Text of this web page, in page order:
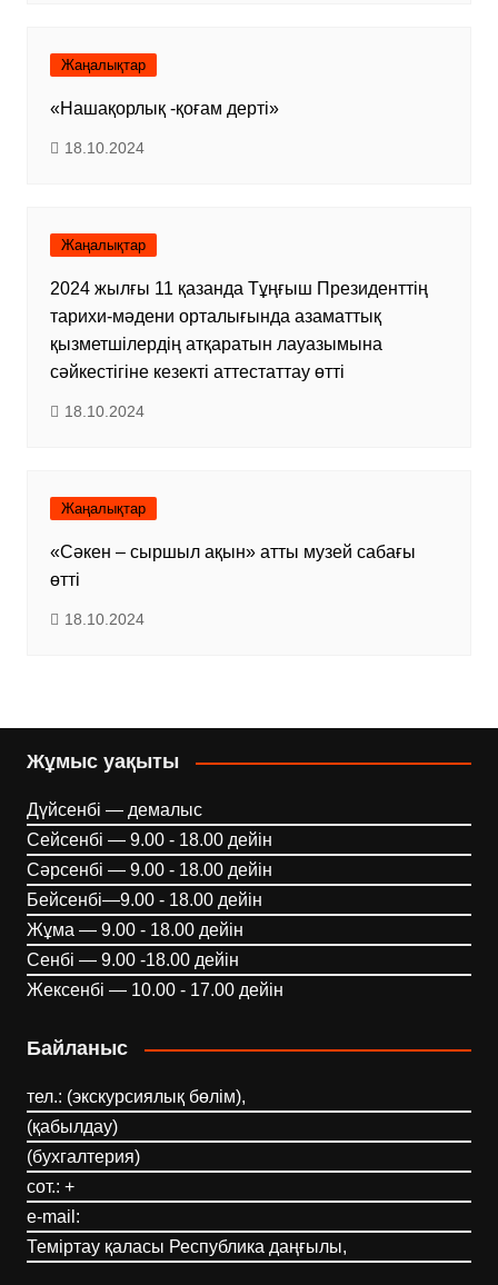
Жаңалықтар
«Нашақорлық -қоғам дерті»
18.10.2024
Жаңалықтар
2024 жылғы 11 қазанда Тұңғыш Президенттің
тарихи-мәдени орталығында азаматтық
қызметшілердің атқаратын лауазымына
сәйкестігіне кезекті аттестаттау өтті
18.10.2024
Жаңалықтар
«Сәкен – сыршыл ақын» атты музей сабағы
өтті
18.10.2024
Жұмыс уақыты
Дүйсенбі — демалыс
Сейсенбі — 9.00 - 18.00 дейін
Сәрсенбі — 9.00 - 18.00 дейін
Бейсенбі—9.00 - 18.00 дейін
Жұма — 9.00 - 18.00 дейін
Сенбі — 9.00 -18.00 дейін
Жексенбі — 10.00 - 17.00 дейін
Байланыс
тел.: (экскурсиялық бөлім),
(қабылдау)
(бухгалтерия)
сот.: +
e-mail:
Теміртау қаласы Республика даңғылы,